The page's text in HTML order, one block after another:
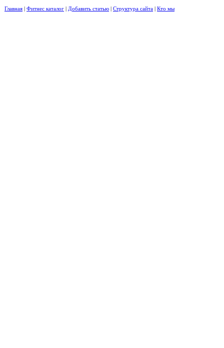
Главная | Фитнес каталог | Добавить статью | Структура сайта | Кто мы